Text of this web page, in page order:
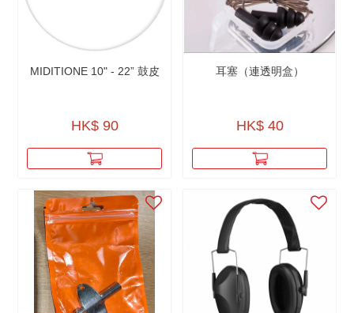
MIDITIONE 10" - 22” 鼓皮
HK$ 90
耳塞（連透明盒）
HK$ 40